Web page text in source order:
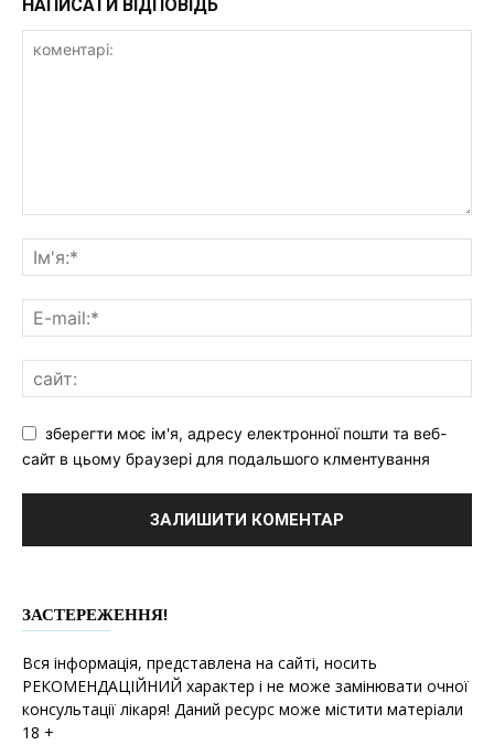
НАПИСАТИ ВІДПОВІДЬ
зберегти моє ім'я, адресу електронної пошти та веб-
сайт в цьому браузері для подальшого клментування
ЗАСТЕРЕЖЕННЯ!
Вся інформація, представлена на сайті, носить
РЕКОМЕНДАЦІЙНИЙ характер і не може замінювати очної
консультації лікаря! Даний ресурс може містити матеріали
18 +